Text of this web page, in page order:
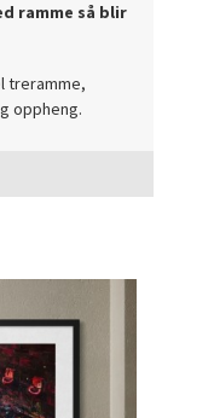
ramme så blir
treramme,
oppheng.